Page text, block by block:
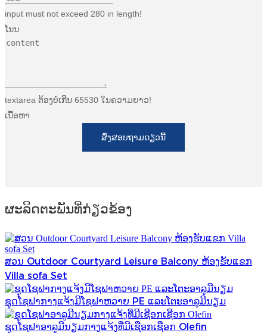
input must not exceed 280 in length!
ໂນນ
textarea ຕ້ອງບໍ່ເກີນ 65530 ໃນຄວາມຍາວ!
ເນື້ອຫາ
ສົ່ງສອບຖາມດຽວນີ້
ຜະ​ລິດ​ຕະ​ພັນ​ທີ່​ກ່ຽວ​ຂ້ອງ
ສວນ Outdoor Courtyard Leisure Balcony ຫ້ອງຮັບແຂກ
Villa sofa Set
ຊຸດໂຊຟາກາງແຈ້ງມີໂຊຟາຫວາຍ PE ແລະໂຕະອາລູມີນຽມ
ຊຸດໂຊຟາອາລູມີນຽມກາງແຈ້ງທີ່ມີເຊືອກເຊືອກ Olefin